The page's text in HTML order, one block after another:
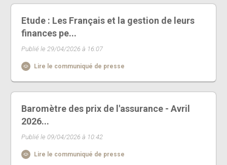
Etude : Les Français et la gestion de leurs
finances pe...
Publié le 29/04/2026 à 16:07
Lire le communiqué de presse
Baromètre des prix de l'assurance - Avril
2026...
Publié le 09/04/2026 à 10:42
Lire le communiqué de presse